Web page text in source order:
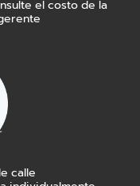
el costo de la
calle